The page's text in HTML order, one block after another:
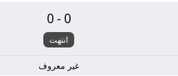
0-0
انتهت
غير معروف